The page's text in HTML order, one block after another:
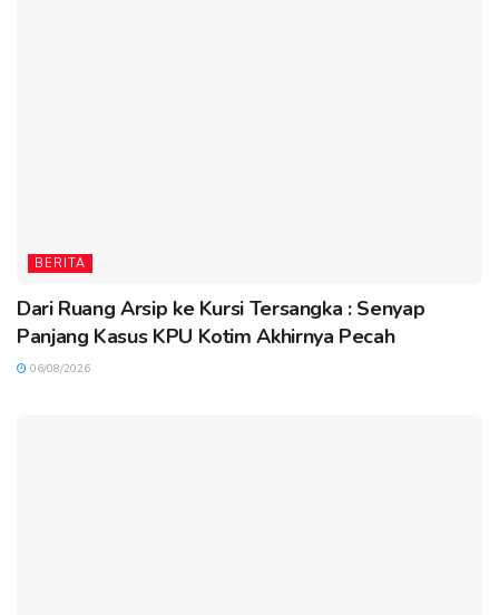
BERITA
Dari Ruang Arsip ke Kursi Tersangka : Senyap
Panjang Kasus KPU Kotim Akhirnya Pecah
06/08/2026